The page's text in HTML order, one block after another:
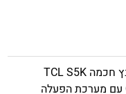
טלוויזיה 43 אינץ חכמה TCL S5K
QLED TV FHD עם מערכת הפעלה